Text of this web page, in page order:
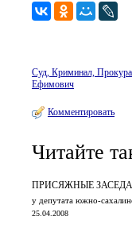
Суд, Криминал,
Ефимович
Комментировать
Читайте
ПРИСЯЖНЫЕ
у депутата южно-
25.04.2008